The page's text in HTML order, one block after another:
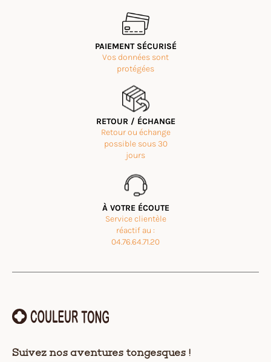
PAIEMENT SÉCURISÉ
Vos données sont
protégées
RETOUR / ÉCHANGE
Retour ou échange
possible sous 30
jours
À VOTRE ÉCOUTE
Service clientèle
réactif au :
04.76.64.71.20
Suivez nos aventures tongesques !